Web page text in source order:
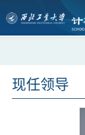
现任领导